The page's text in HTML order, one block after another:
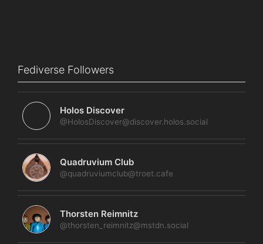
Fediverse Followers
Holos Discover
@HolosDiscover@discover.holos.social
Quadruvium Club
@quadruviumclub@troet.cafe
Thorsten Reimnitz
@thorsten_reimnitz@mstdn.social